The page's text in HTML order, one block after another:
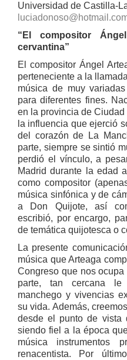
Universidad de Castilla-
“El compositor
cervantina”
El compositor Ángel
perteneciente a la
música de muy
para diferentes fines.
en la provincia de
la influencia que ejerció
del corazón de La
parte, siempre se sintió
perdió el vínculo, a
Madrid durante la edad
como compositor
música sinfónica y de
a Don Quijote, así
escribió, por encargo,
de temática quijotesca o
La presente
música que Arteaga
Congreso que nos
parte, tan cercana
manchego y vivencias
su vida. Además,
desde el punto de vista
siendo fiel a la época
música instrumentos
renacentista. Por